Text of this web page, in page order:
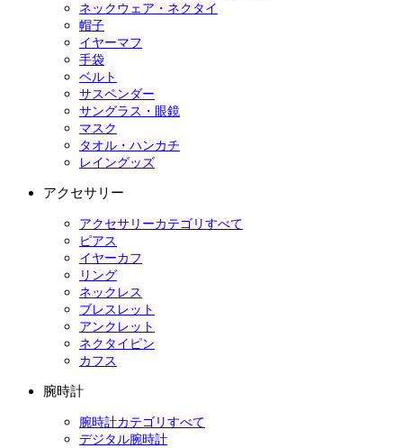
ネックウェア・ネクタイ
帽子
イヤーマフ
手袋
ベルト
サスペンダー
サングラス・眼鏡
マスク
タオル・ハンカチ
レイングッズ
アクセサリー
アクセサリーカテゴリすべて
ピアス
イヤーカフ
リング
ネックレス
ブレスレット
アンクレット
ネクタイピン
カフス
腕時計
腕時計カテゴリすべて
デジタル腕時計